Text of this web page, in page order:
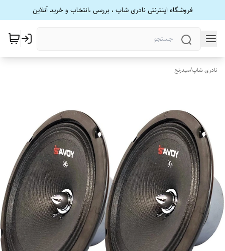
فروشگاه اینترنتی نادری شاپ ، بررسی ،انتخاب و خرید آنلاین
نادری شاپ/میدرنج